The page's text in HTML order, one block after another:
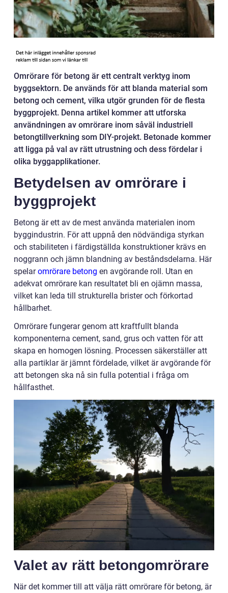
Omrörare för betong är ett centralt verktyg inom
byggsektorn. De används för att blanda material som
betong och cement, vilka utgör grunden för de flesta
byggprojekt. Denna artikel kommer att utforska
användningen av omrörare inom såväl industriell
betongtillverkning som DIY-projekt. Betonade kommer
att ligga på val av rätt utrustning och dess fördelar i
olika byggapplikationer.
Betydelsen av omrörare i
byggprojekt
Betong är ett av de mest använda materialen inom
byggindustrin. För att uppnå den nödvändiga styrkan
och stabiliteten i färdigställda konstruktioner krävs en
noggrann och jämn blandning av beståndsdelarna. Här
spelaromrörare betong en avgörande roll. Utan en
adekvat omrörare kan resultatet bli en ojämn massa,
vilket kan leda till strukturella brister och förkortad
hållbarhet.
Omrörare fungerar genom att kraftfullt blanda
komponenterna cement, sand, grus och vatten för att
skapa en homogen lösning. Processen säkerställer att
alla partiklar är jämnt fördelade, vilket är avgörande för
att betongen ska nå sin fulla potential i fråga om
hållfasthet.
Valet av rätt betongomrörare
När det kommer till att välja rätt omrörare för betong, är